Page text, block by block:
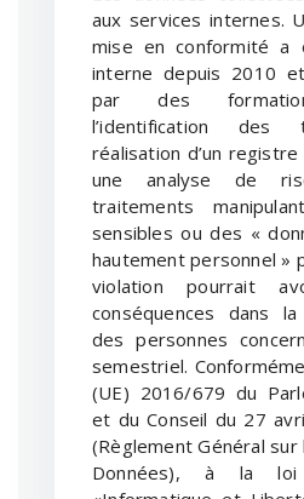
aux services internes.
mise en conformité a
interne depuis 2010
par des
l’identification des
réalisation d’un
une analyse de
traitements
sensibles ou des «
hautement personnel »
violation pourrait
conséquences dans
des personnes
semestriel.
(UE) 2016/679 du
et du Conseil du 27
(Règlement Général
Données), à la